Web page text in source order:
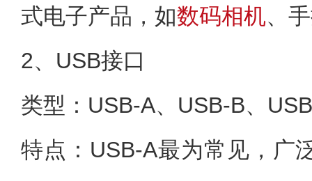
式电子产品，如数码相机、
2、USB接口
类型：USB-A、USB-B、
特点：USB-A最为常见，广